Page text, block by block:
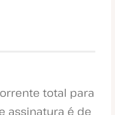
total para
assinatura é de